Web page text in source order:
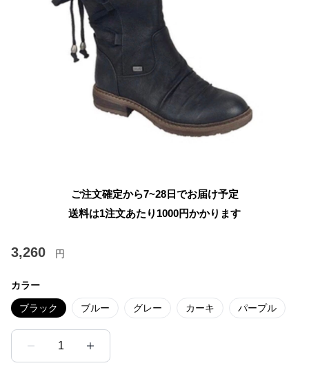
ご注文確定から7~28日でお届け予定
送料は1注文あたり 1000円かかります
3,260 円
カラー
ブラック ブルー グレー カーキ パープル
1